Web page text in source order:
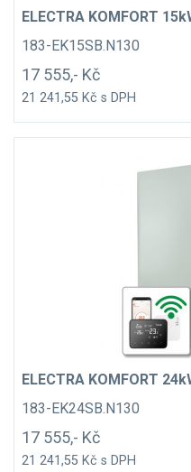
ELECTRA KOMFORT
183-EK15SB.N130
17 555,- Kč
21 241,55 Kč s DPH
ELECTRA KOMFORT
183-EK24SB.N130
17 555,- Kč
21 241,55 Kč s DPH